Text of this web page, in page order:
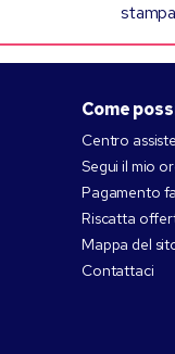
Come
Centro
Segui il mio
Pagamento
Riscatta
Mappa del
Contattaci